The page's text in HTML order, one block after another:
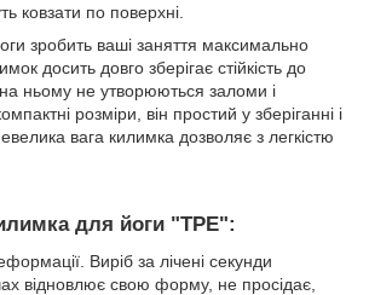
ковзати по поверхні.
зробить ваші заняття максимально
досить довго зберігає стійкість до
ньому не утворюються заломи і
розміри, він простий у зберіганні і
вага килимка дозволяє з легкістю
для йоги "ТРЕ":
Виріб за лічені секунди
відновлює свою форму, не просідає,